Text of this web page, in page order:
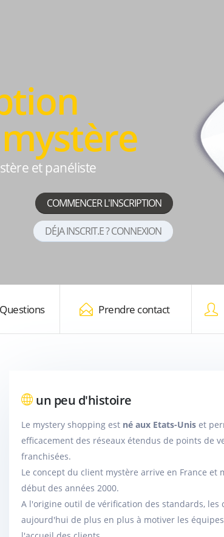
et panéliste
COMMENCER L'INSCRIPTION
DÉJA INSCRIT.E ? CONNEXION
Prendre contact
un peu d'histoire
Le mystery shopping est né aux Etats-Unis et
efficacement des réseaux étendus de points de
franchisées.
Le concept du client mystère arrive en France et
début des années 2000.
A l'origine outil de vérification des standards,
aujourd'hui de plus en plus à motiver les